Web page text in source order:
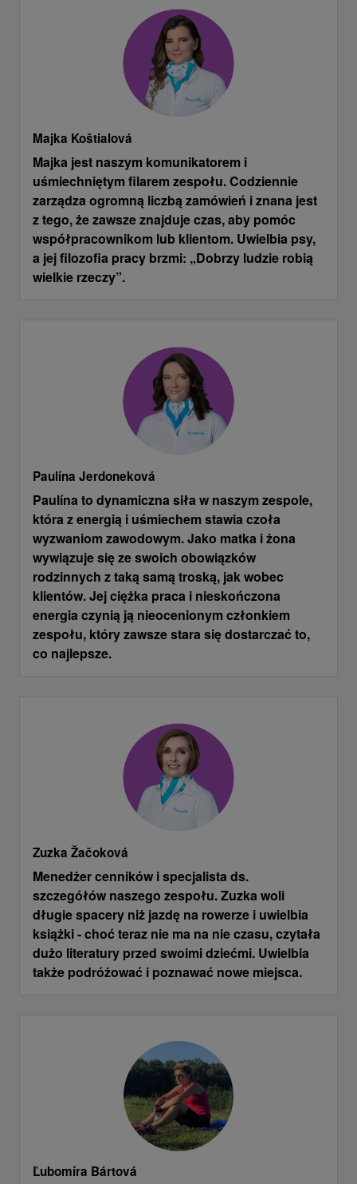
Majka Koštialová
Majka jest naszym komunikatorem i
uśmiechniętym filarem zespołu. Codziennie
zarządza ogromną liczbą zamówień i znana jest
z tego, że zawsze znajduje czas, aby pomóc
współpracownikom lub klientom. Uwielbia psy,
a jej filozofia pracy brzmi: „Dobrzy ludzie robią
wielkie rzeczy”.
Paulína Jerdoneková
Paulína to dynamiczna siła w naszym zespole,
która z energią i uśmiechem stawia czoła
wyzwaniom zawodowym. Jako matka i żona
wywiązuje się ze swoich obowiązków
rodzinnych z taką samą troską, jak wobec
klientów. Jej ciężka praca i nieskończona
energia czynią ją nieocenionym członkiem
zespołu, który zawsze stara się dostarczać to,
co najlepsze.
Zuzka Žačoková
Menedżer cenników i specjalista ds.
szczegółów naszego zespołu. Zuzka woli
długie spacery niż jazdę na rowerze i uwielbia
książki - choć teraz nie ma na nie czasu, czytała
dużo literatury przed swoimi dziećmi. Uwielbia
także podróżować i poznawać nowe miejsca.
Ľubomíra Bártová